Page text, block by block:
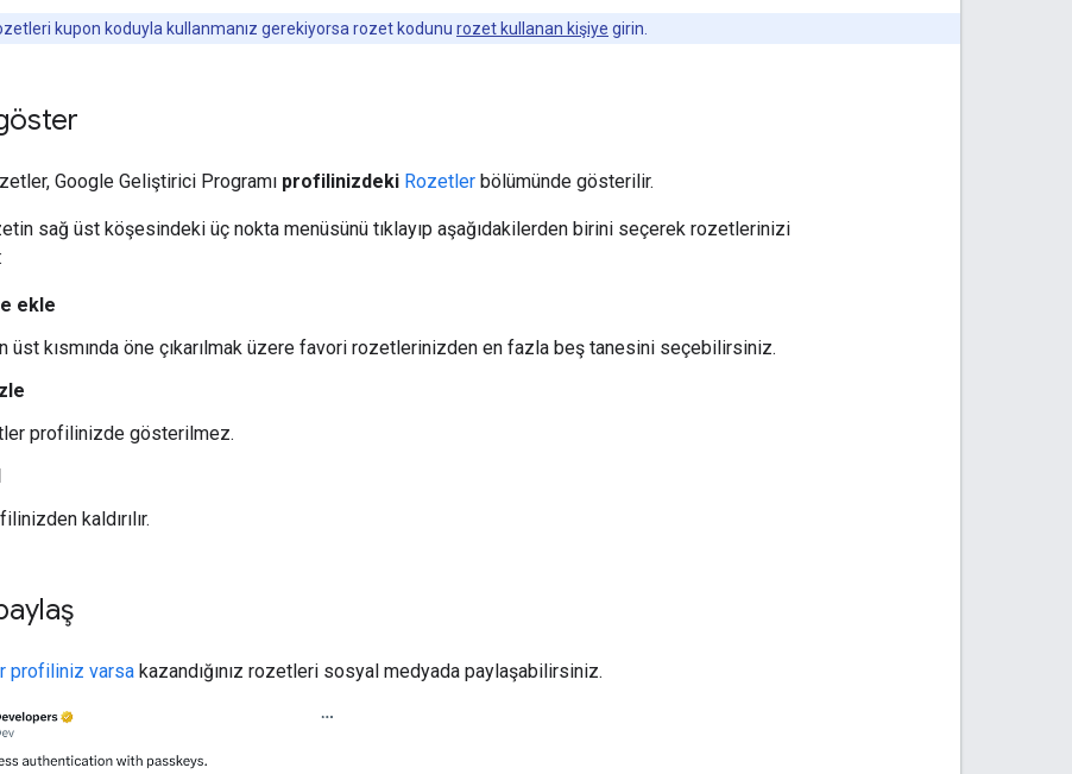
rozetleri kupon koduyla kullanmanız gerekiyorsa rozet kodunu rozet kullanan kişiye girin.
Google Geliştirici Programı profilinizdeki Rozetler bölümünde gösterilir.
sağ üst köşesindeki üç nokta menüsünü tıklayıp aşağıdakilerden birini seçerek rozetlerinizi
ekle
üst kısmında öne çıkarılmak üzere favori rozetlerinizden en fazla beş tanesini seçebilirsiniz.
profilinizde gösterilmez.
kaldırılır.
profiliniz varsa kazandığınız rozetleri sosyal medyada paylaşabilirsiniz.